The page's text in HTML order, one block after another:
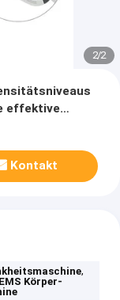
2/2
effektive
Kontakt
,
Körper-